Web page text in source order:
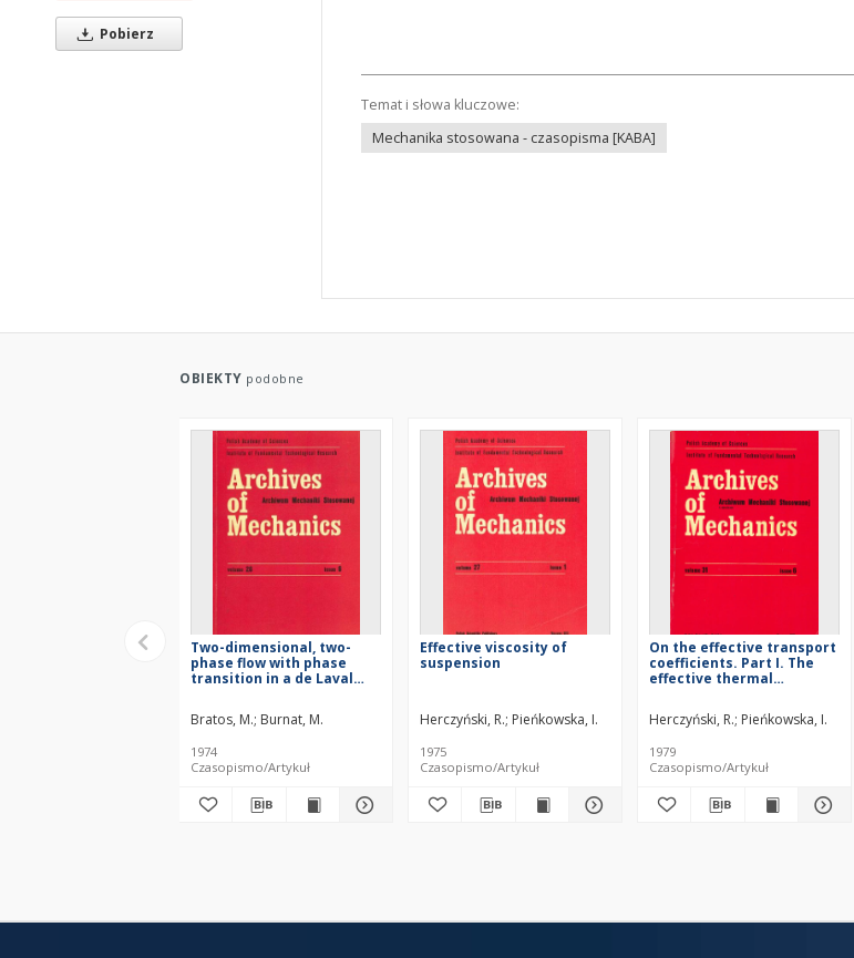
Pobierz
Temat i słowa kluczowe:
Mechanika stosowana - czasopisma [KABA]
OBIEKTY podobne
Two-dimensional, two-
phase flow with phase
transition in a de Laval
Bratos, M. Burnat, M.
1974
Czasopismo/Artykuł
Effective viscosity of
suspension
Herczyński, R. Pieńkowska, I.
1975
Czasopismo/Artykuł
On the effective transport
coefficients. Part I. The
effective thermal
Herczyński, R. Pieńkowska, I.
1979
Czasopismo/Artykuł